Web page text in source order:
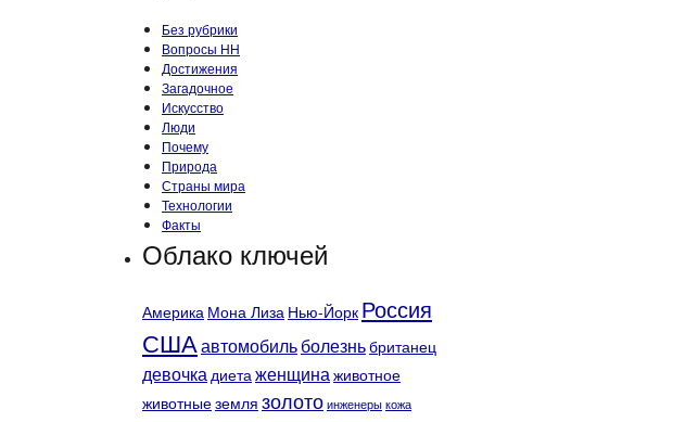
Без рубрики
Вопросы HH
Достижения
Загадочное
Искусство
Люди
Почему
Природа
Страны мира
Технологии
Факты
Облако ключей
Америка Мона Лиза Нью-Йорк Россия
СШАавтомобильболезньбританец
девочка диета женщина животное
животныеземля золото инженеры кожа